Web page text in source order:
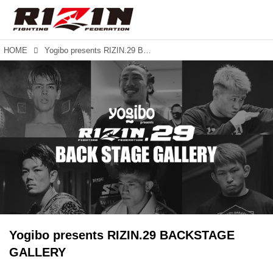
HOME Yogibo presents RIZIN.29 BACKSTAGE GALLERY
Yogibo presents RIZIN.29 BACKSTAGE
GALLERY